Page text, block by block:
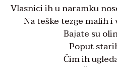
Vlasnici ih u naramku
Na teške tezge malih
Bajate su
Poput
Čim ih